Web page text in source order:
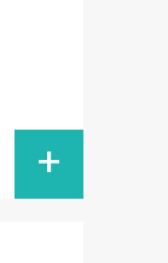
+